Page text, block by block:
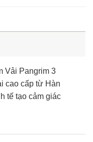
Vải Pangrim 3
cao cấp từ Hàn
tế tạo cảm giác